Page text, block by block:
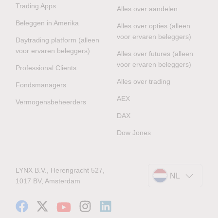
Trading Apps
Beleggen in Amerika
Daytrading platform (alleen
voor ervaren beleggers)
Professional Clients
Fondsmanagers
Vermogensbeheerders
Alles over aandelen
Alles over opties (alleen
voor ervaren beleggers)
Alles over futures (alleen
voor ervaren beleggers)
Alles over trading
AEX
DAX
Dow Jones
LYNX B.V., Herengracht 527,
1017 BV, Amsterdam
NL